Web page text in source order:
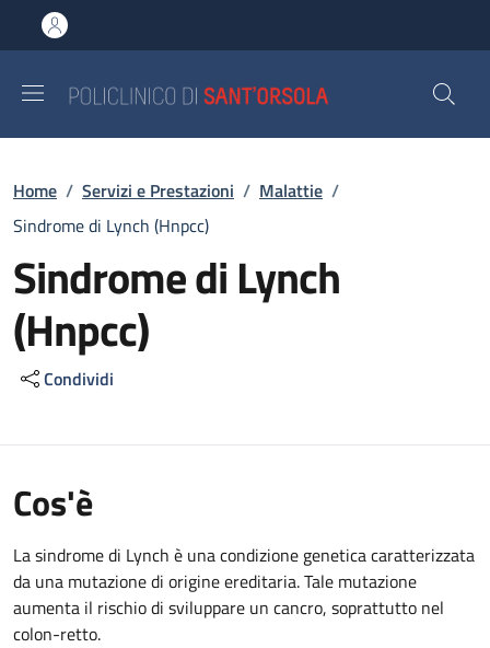
al contenuto principale
to footer content
Briciole di pane
Home / Servizi e Prestazioni / Malattie /
Sindrome di Lynch (Hnpcc)
Sindrome di Lynch
(Hnpcc)
Condividi
Cos'è
La sindrome di Lynch è una condizione genetica caratterizzata
da una mutazione di origine ereditaria. Tale mutazione
aumenta il rischio di sviluppare un cancro, soprattutto nel
colon-retto.